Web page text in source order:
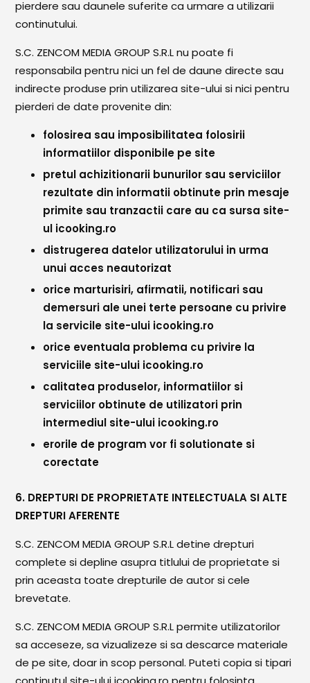
pierdere sau daunele suferite ca urmare a utilizarii
continutului.
S.C. ZENCOM MEDIA GROUP S.R.L nu poate fi
responsabila pentru nici un fel de daune directe sau
indirecte produse prin utilizarea site-ului si nici pentru
pierderi de date provenite din:
folosirea sau imposibilitatea folosirii
informatiilor disponibile pe site
pretul achizitionarii bunurilor sau serviciilor
rezultate din informatii obtinute prin mesaje
primite sau tranzactii care au ca sursa site-
ul icooking.ro
distrugerea datelor utilizatorului in urma
unui acces neautorizat
orice marturisiri, afirmatii, notificari sau
demersuri ale unei terte persoane cu privire
la servicile site-ului icooking.ro
orice eventuala problema cu privire la
serviciile site-ului icooking.ro
calitatea produselor, informatiilor si
serviciilor obtinute de utilizatori prin
intermediul site-ului icooking.ro
erorile de program vor fi solutionate si
corectate
6. DREPTURI DE PROPRIETATE INTELECTUALA SI ALTE
DREPTURI AFERENTE
S.C. ZENCOM MEDIA GROUP S.R.L detine drepturi
complete si depline asupra titlului de proprietate si
prin aceasta toate drepturile de autor si cele
brevetate.
S.C. ZENCOM MEDIA GROUP S.R.L permite utilizatorilor
sa acceseze, sa vizualizeze si sa descarce materiale
de pe site, doar in scop personal. Puteti copia si tipari